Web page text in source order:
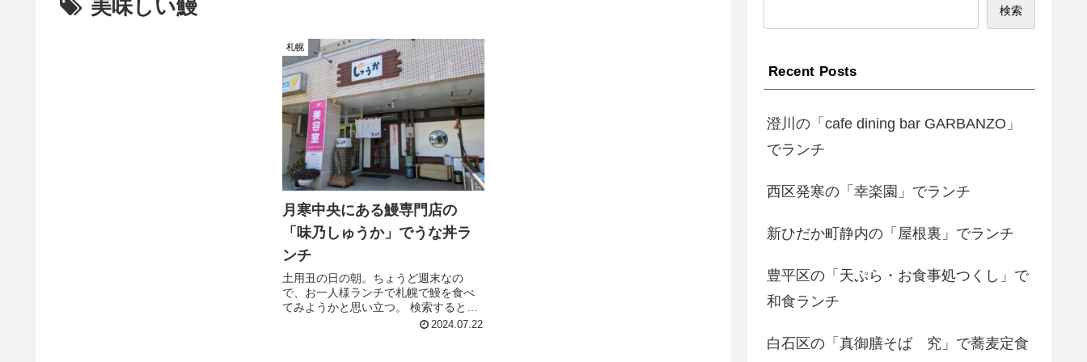
美味しい鰻
札幌
月寒中央にある鰻専門店の
「味乃しゅうか」でうな丼ラ
ンチ
土用丑の日の朝。ちょうど週末なの
で、お一人様ランチで札幌で鰻を食べ
てみようかと思い立つ。 検索するとや
っぱり大都市札幌、何件も出てくる。
2024.07.22
検索
Recent Posts
澄川の「cafe dining bar GARBANZO」
でランチ
西区発寒の「幸楽園」でランチ
新ひだか町静内の「屋根裏」でランチ
豊平区の「天ぷら・お食事処つくし」で
和食ランチ
白石区の「真御膳そば 究」で蕎麦定食